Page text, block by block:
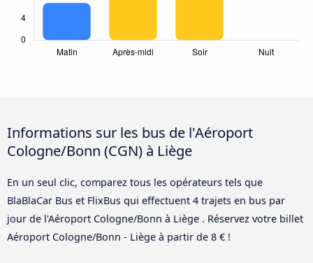
Informations sur les bus de l'Aéroport
Cologne/Bonn (CGN) à Liège
En un seul clic, comparez tous les opérateurs tels que
BlaBlaCar Bus et FlixBus qui effectuent 4 trajets en bus par
jour de l'Aéroport Cologne/Bonn à Liège . Réservez votre billet
Aéroport Cologne/Bonn - Liège à partir de 8 € !